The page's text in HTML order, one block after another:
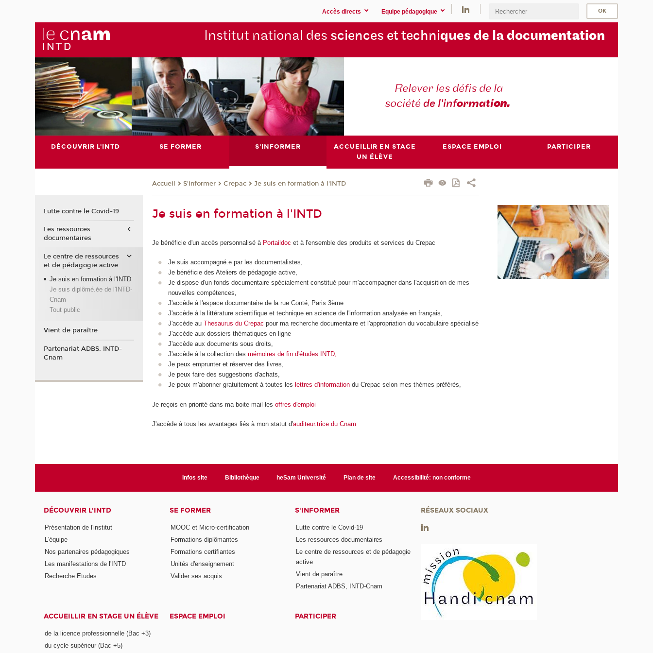
Accès directs Equipe pédagogique
Institut national des sciences et techniques de la documentation
Relever les défis de la
sociétéde l'information.
DÉCOUVRIR L'INTD SE FORMER S'INFORMER
ACCUEILLIR EN STAGE
UN ÉLÈVE
ESPACE EMPLOI PARTICIPER
Accueil S'informer Crepac Je suis en formation à l'INTD
Je suis en formation à l'INTD
Je bénéficie d'un accès personnalisé à Portaildoc et à l'ensemble des produits et services du Crepac
Je suis accompagné.e par les documentalistes,
Je bénéficie des Ateliers de pédagogie active,
Je dispose d'un fonds documentaire spécialement constitué pour m'accompagner dans l'acquisition de mes
nouvelles compétences,
J'accède à l'espace documentaire de la rue Conté, Paris 3ème
J'accède à la littérature scientifique et technique en science de l'information analysée en français,
J'accède au Thesaurus du Crepac pour ma recherche documentaire et l'appropriation du vocabulaire spécialisé
J'accède aux dossiers thématiques en ligne
J'accède aux documents sous droits,
J'accède à la collection des mémoires de fin d'études INTD,
Je peux emprunter et réserver des livres,
Je peux faire des suggestions d'achats,
Je peux m'abonner gratuitement à toutes les lettres d'informationdu Crepac selon mes thèmes préférés,
Je reçois en priorité dans ma boite mail lesoffres d'emploi
J'accède à tous les avantages liés à mon statut d'auditeur.trice du Cnam
Lutte contre le Covid-19
Les ressources
documentaires
Le centre de ressources
et de pédagogie active
Je suis en formation à l'INTD
Je suis diplômé.ée de l'INTD-
Cnam
Tout public
Vient de paraître
Partenariat ADBS, INTD-
Cnam
Infos site Bibliothèque heSam Université Plan de site Accessibilité: non conforme
DÉCOUVRIR L'INTD
Présentation de l'institut
L'équipe
Nos partenaires pédagogiques
Les manifestations de l'INTD
Recherche Etudes
SE FORMER
MOOC et Micro-certification
Formations diplômantes
Formations certifiantes
Unités d'enseignement
Valider ses acquis
S'INFORMER
Lutte contre le Covid-19
Les ressources documentaires
Le centre de ressources et de pédagogie
active
Vient de paraître
Partenariat ADBS, INTD-Cnam
ACCUEILLIR EN STAGE UN ÉLÈVE
de la licence professionnelle (Bac +3)
du cycle supérieur (Bac +5)
ESPACE EMPLOI PARTICIPER
RÉSEAUX SOCIAUX